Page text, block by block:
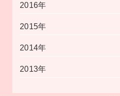
2016年
2015年
2014年
2013年